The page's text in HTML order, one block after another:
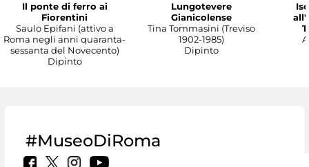
Il ponte di ferro ai
Fiorentini
Saulo Epifani (attivo a
Roma negli anni quaranta-
sessanta del Novecento)
Dipinto
Lungotevere
Gianicolense
Tina Tommasini (Treviso
1902-1985)
Dipinto
#MuseoDiRoma